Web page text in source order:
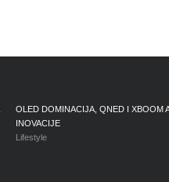
OLED DOMINACIJA, QNED I XBOOM
INOVACIJE
Lifestyle